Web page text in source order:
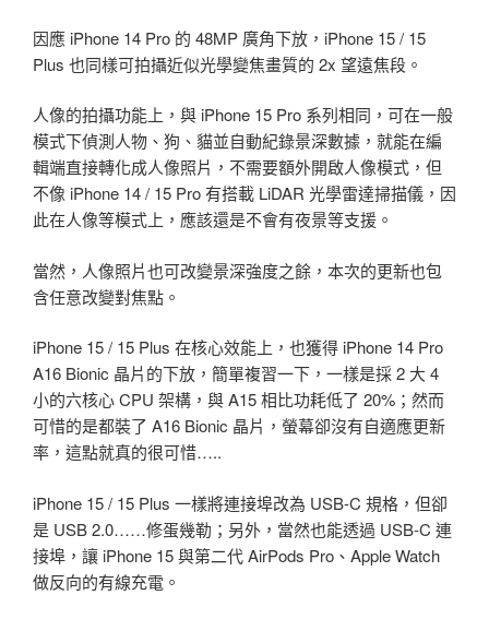
因應 iPhone 14 Pro 的 48MP 廣角下放，iPhone 15 / 15
Plus 也同樣可拍攝近似光學變焦畫質的 2x 望遠焦段。
人像的拍攝功能上，與 iPhone 15 Pro 系列相同，可在一般
模式下偵測人物、狗、貓並自動紀錄景深數據，就能在編
輯端直接轉化成人像照片，不需要額外開啟人像模式，但
不像 iPhone 14 / 15 Pro 有搭載 LiDAR 光學雷達掃描儀，因
此在人像等模式上，應該還是不會有夜景等支援。
當然，人像照片也可改變景深強度之餘，本次的更新也包
含任意改變對焦點。
iPhone 15 / 15 Plus 在核心效能上，也獲得 iPhone 14 Pro
A16 Bionic 晶片的下放，簡單複習一下，一樣是採 2 大 4
小的六核心 CPU 架構，與 A15 相比功耗低了 20%；然而
可惜的是都裝了 A16 Bionic 晶片，螢幕卻沒有自適應更新
率，這點就真的很可惜…..
iPhone 15 / 15 Plus 一樣將連接埠改為 USB-C 規格，但卻
是 USB 2.0……修蛋幾勒；另外，當然也能透過 USB-C 連
接埠，讓 iPhone 15 與第二代 AirPods Pro、Apple Watch
做反向的有線充電。